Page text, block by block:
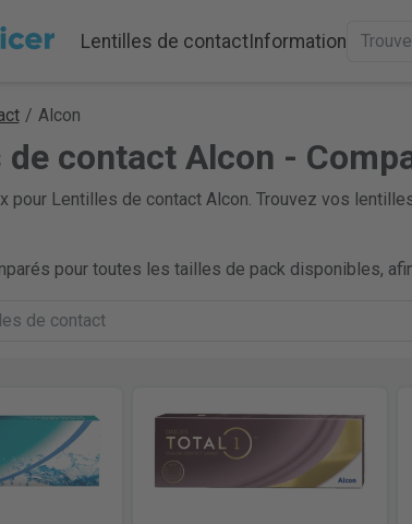
Lentilles de contactInformation
/ Alcon
de contact Alcon -
pour Lentilles de contact Alcon. Trouvez vos
pour toutes les tailles de pack disponibles,